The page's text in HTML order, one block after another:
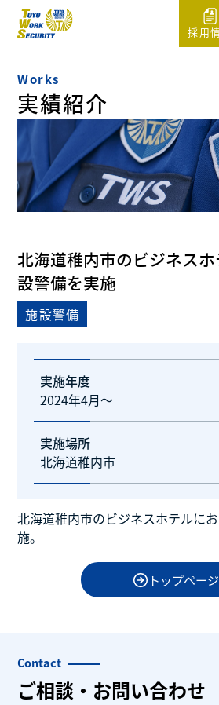
採用
Works
実績紹介
北海道稚内市のビジネス
設警備を実施
施設警備
実施年度
2024年4月～
実施場所
北海道稚内市
北海道稚内市のビジネスホテルに
施。
トップページ
Contact
ご相談・お問い合わせ